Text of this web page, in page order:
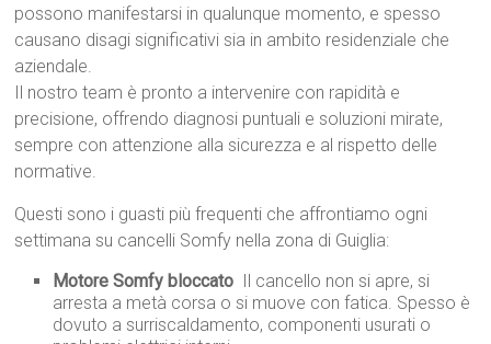
possono manifestarsi in qualunque momento, e spesso
causano disagi significativi sia in ambito residenziale che
aziendale.
Il nostro team è pronto a intervenire con rapidità e
precisione, offrendo diagnosi puntuali e soluzioni mirate,
sempre con attenzione alla sicurezza e al rispetto delle
normative.
Questi sono i guasti più frequenti che affrontiamo ogni
settimana su cancelli Somfy nella zona di Guiglia:
Motore Somfy bloccato  Il cancello non si apre, si
arresta a metà corsa o si muove con fatica. Spesso è
dovuto a surriscaldamento, componenti usurati o